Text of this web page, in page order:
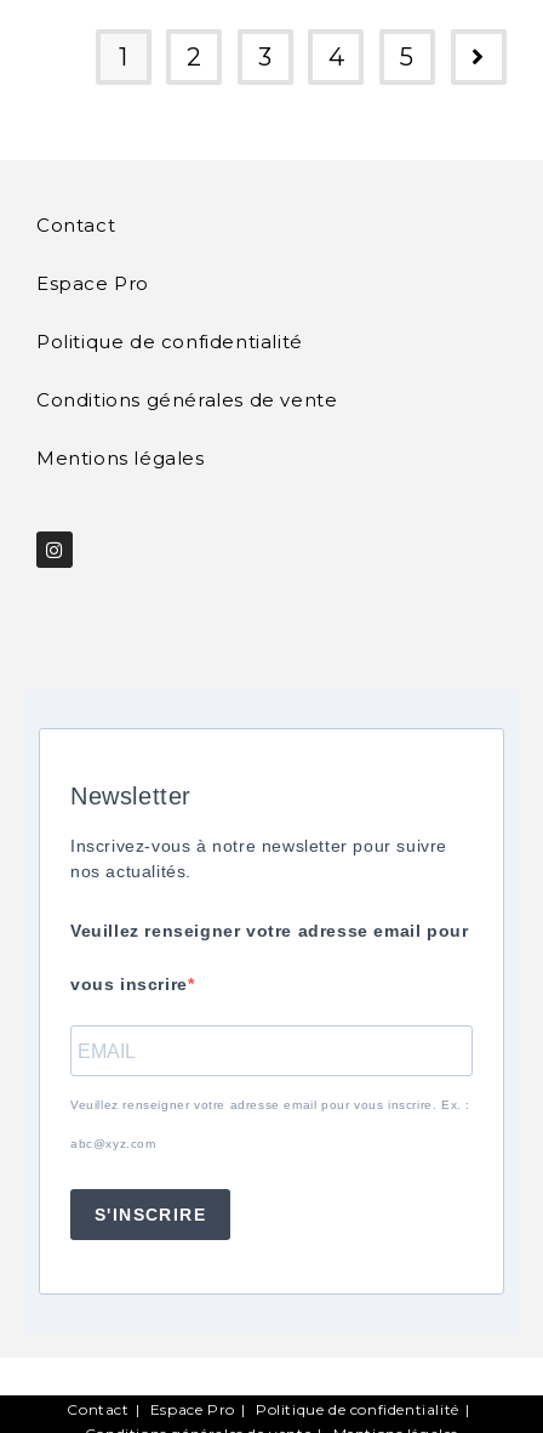
1 2 3 4 5
Contact
Espace Pro
Politique de confidentialité
Conditions générales de vente
Mentions légales
Newsletter
Inscrivez-vous à notre newsletter pour suivre
nos actualités.
Veuillez renseigner votre adresse email pour
vous inscrire
Veuillez renseigner votre adresse email pour vous inscrire. Ex. :
abc@xyz.com
S'INSCRIRE
Contact Espace Pro
Politique de confidentialité